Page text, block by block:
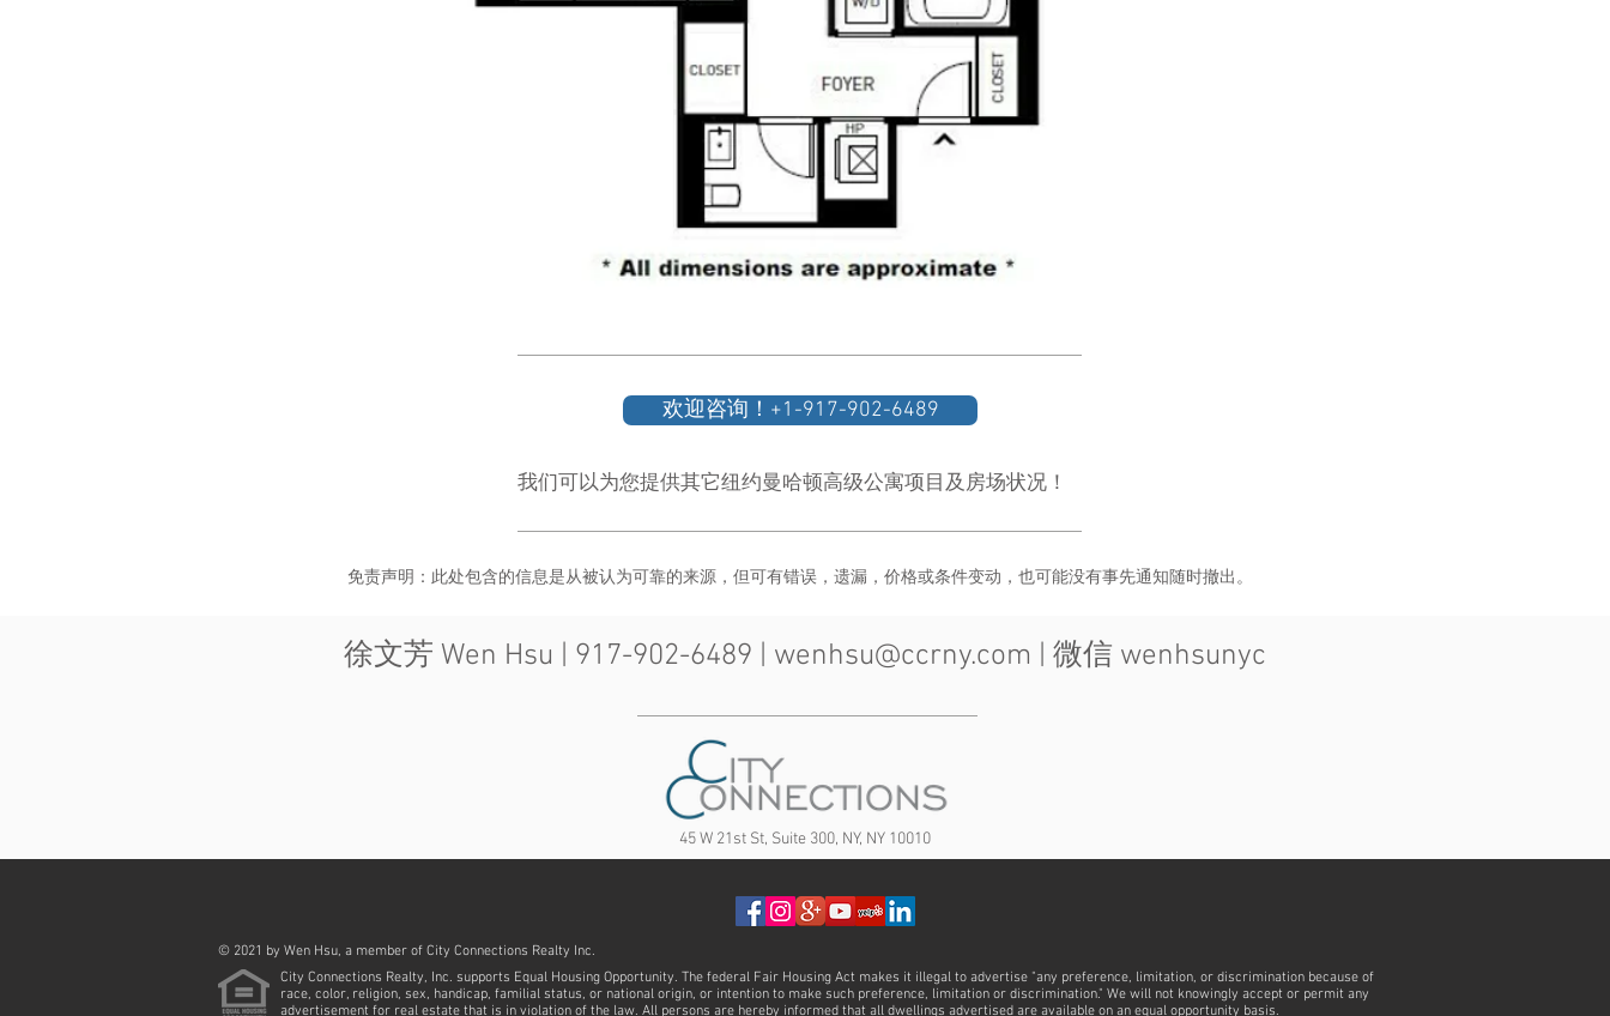
欢迎咨询！+1-917-902-6489
我们可以为您提供其它纽约曼哈顿高级公寓项目及房场状况！
免责声明：此处包含的信息是从被认为可靠的来源，但可有错误，遗漏，价格或条件变动，也可能没有事先通知随时撤出。
徐文芳 Wen Hsu | 917-902-6489 | wenhsu@ccrny.com | 微信 wenhsunyc
45 W 21st St, Suite 300, NY, NY 10010
© 2021 by Wen Hsu, a member of City Connections Realty Inc.
City Connections Realty, Inc. supports Equal Housing Opportunity. The federal Fair Housing Act makes it illegal to advertise "any preference, limitation, or discrimination because of
race, color, religion, sex, handicap, familial status, or national origin, or intention to make such preference, limitation or discrimination." We will not knowingly accept or permit any
advertisement for real estate that is in violation of the law. All persons are hereby informed that all dwellings advertised are available on an equal opportunity basis.